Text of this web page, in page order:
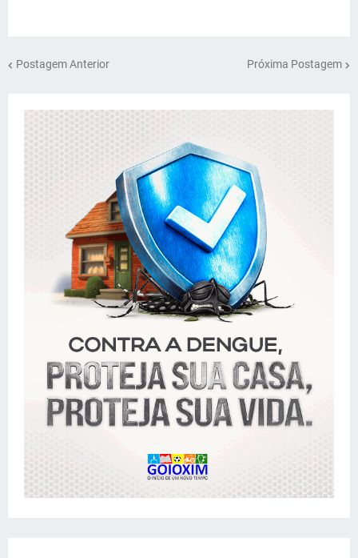
Postagem Anterior Próxima Postagem